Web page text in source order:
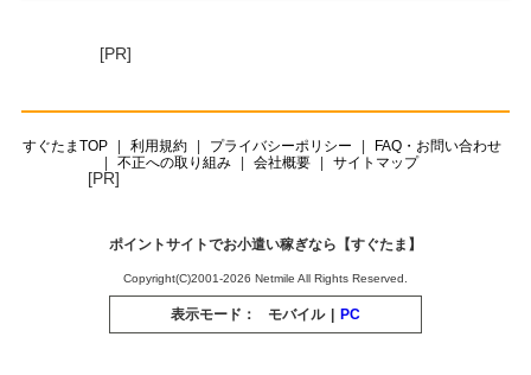
[PR]
すぐたまTOP 利用規約 プライバシーポリシー
FAQ・お問い合わせ
不正への取り組み
会社概要 サイトマップ
[PR]
ポイントサイトでお小遣い稼ぎなら【すぐたま】
Copyright(C)2001-2026 Netmile All Rights Reserved.
表示モード： モバイル | PC